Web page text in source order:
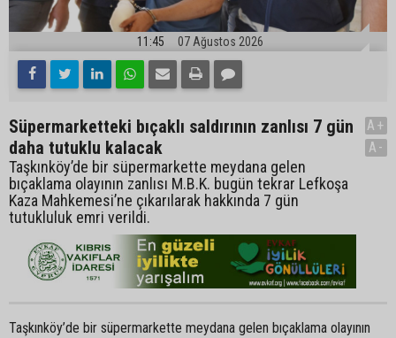
11:45 07 Ağustos 2026
Süpermarketteki bıçaklı saldırının zanlısı 7 gün
daha tutuklu kalacak
Taşkınköy’de bir süpermarkette meydana gelen
bıçaklama olayının zanlısı M.B.K. bugün tekrar Lefkoşa
Kaza Mahkemesi’ne çıkarılarak hakkında 7 gün
tutukluluk emri verildi.
A+
A-
Taşkınköy’de bir süpermarkette meydana gelen bıçaklama olayının